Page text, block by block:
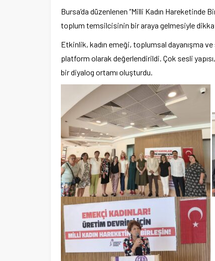
Bursa’da düzenlenen “Milli Kadın Hareketinde
toplum temsilcisinin bir araya gelmesiyle
Etkinlik, kadın emeği, toplumsal dayanışma
platform olarak değerlendirildi. Çok sesli
bir diyalog ortamı oluşturdu.